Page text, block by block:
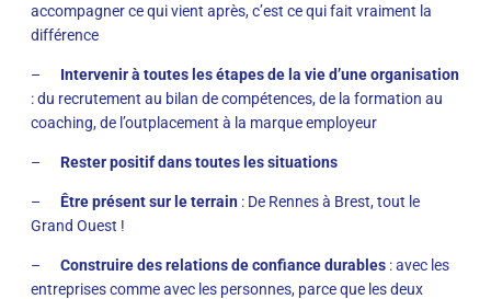
accompagner ce qui vient après, c’est ce qui fait vraiment la
différence
– Intervenir à toutes les étapes de la vie d’une organisation
: du recrutement au bilan de compétences, de la formation au
coaching, de l’outplacement à la marque employeur
– Rester positif dans toutes les situations
– Être présent sur le terrain : De Rennes à Brest, tout le
Grand Ouest !
– Construire des relations de confiance durables : avec les
entreprises comme avec les personnes, parce que les deux